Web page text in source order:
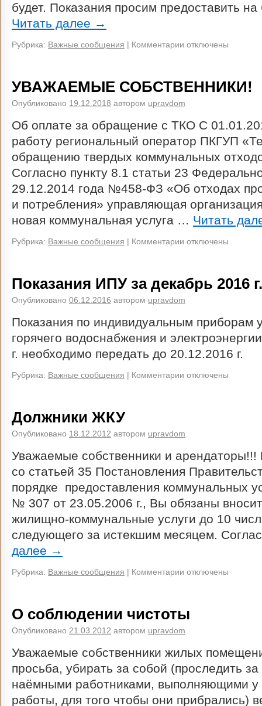
будет. Показания просим предоставить
Читать далее →
Рубрика: Важные сообщения | Комментарии отключены
УВАЖАЕМЫЕ СОБСТВЕННИКИ!
Опубликовано 19.12.2018 автором upravdom
Об оплате за обращение с ТКО С
работу региональный оператор ПКГУП
обращению твердых коммунальных
Согласно пункту 8.1 статьи 23
29.12.2014 года №458-ФЗ «Об отходах
и потребления» управляющая
новая коммунальная услуга … Читать
Рубрика: Важные сообщения | Комментарии отключены
Показания ИПУ за декабрь 2016 г.
Опубликовано 06.12.2016 автором upravdom
Показания по индивидуальным приборам
горячего водоснабжения и
г. необходимо передать до 20.12.2016 г.
Рубрика: Важные сообщения | Комментарии отключены
Должники ЖКУ
Опубликовано 18.12.2012 автором upravdom
Уважаемые собственники и арендаторы!!!
со статьей 35 Постановления
порядке предоставления коммунальных
№ 307 от 23.05.2006 г., Вы обязаны
жилищно-коммунальные услуги до 10
следующего за истекшим месяцем.
далее →
Рубрика: Важные сообщения | Комментарии отключены
О соблюдении чистоты
Опубликовано 21.03.2012 автором upravdom
Уважаемые собственники жилых
просьба, убирать за собой (проследить
наёмными работниками, выполняющими у
работы, для того чтобы они прибрались)